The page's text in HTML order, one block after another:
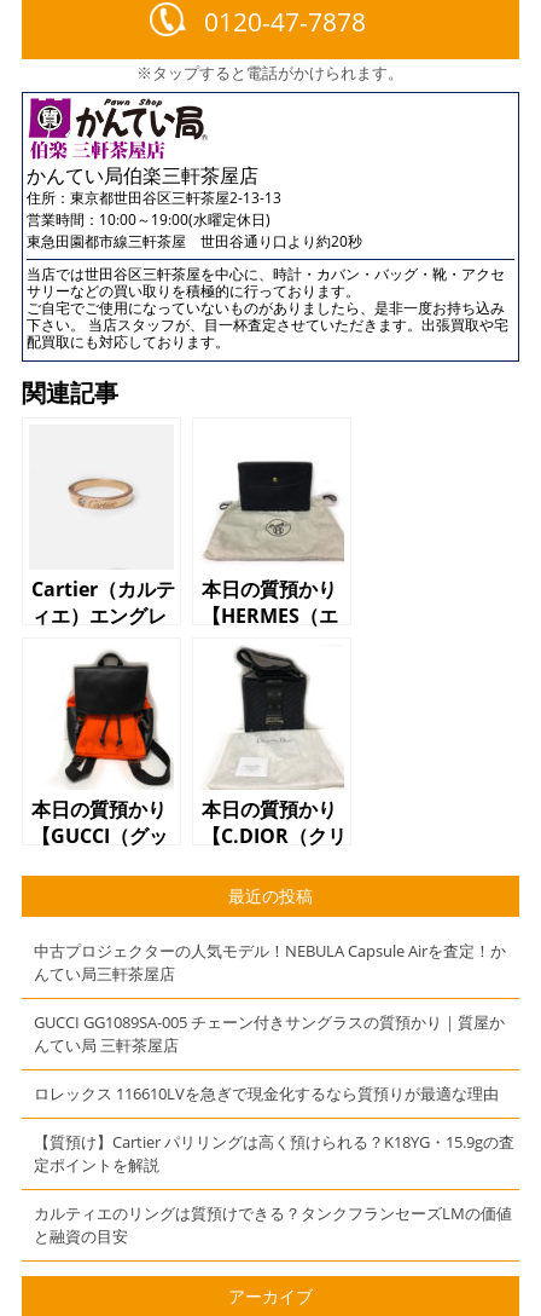
0120-47-7878
※タップすると電話がかけられます。
かんてい局伯楽三軒茶屋店
住所： 東京都世田谷区三軒茶屋2-13-13
営業時間：10:00～19:00(水曜定休日)
東急田園都市線三軒茶屋 世田谷通り口より約20秒
当店では世田谷区三軒茶屋を中心に、時計・カバン・バッグ・靴・アクセ
サリーなどの買い取りを積極的に行っております。
ご自宅でご使用になっていないものがありましたら、是非一度お持ち込み
下さい。 当店スタッフが、目一杯査定させていただきます。出張買取や宅
配買取にも対応しております。
関連記事
Cartier（カルテ
ィエ）エングレ
本日の質預かり
【HERMES（エ
ルメス）クラッ
チバッグ ネイ
ビー メンズ】
本日の質預かり
【GUCCI（グッ
0030233.2123
ナイロン オレ
ンジ】
本日の質預かり
【C.DIOR（クリ
ール）ワンショ
ルダーバッグ
ブラック】
最近の投稿
中古プロジェクターの人気モデル！NEBULA Capsule Airを査定！か
んてい局三軒茶屋店
GUCCI GG1089SA-005 チェーン付きサングラスの質預かり｜質屋か
んてい局 三軒茶屋店
ロレックス 116610LVを急ぎで現金化するなら質預りが最適な理由
【質預け】Cartier パリリングは高く預けられる？K18YG・15.9gの査
定ポイントを解説
カルティエのリングは質預けできる？タンクフランセーズLMの価値
と融資の目安
アーカイブ